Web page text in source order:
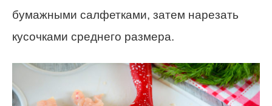
бумажными салфетками, затем нарезать
кусочками среднего размера.